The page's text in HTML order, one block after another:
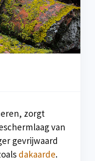
zorgt
van
gevrijwaard
dakaarde.